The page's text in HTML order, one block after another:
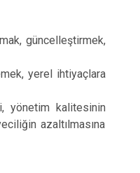
güncelleştirmek,
yerel ihtiyaçlara
yönetim kalitesinin
azaltılmasına